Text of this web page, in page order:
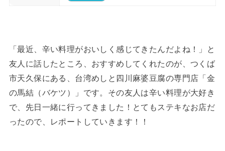
「最近、辛い料理がおいしく感じてきたんだよね！」と
友人に話したところ、おすすめしてくれたのが、つくば
市天久保にある、台湾めしと四川麻婆豆腐の専門店「金
の馬結（バケツ）」です。その友人は辛い料理が大好き
で、先日一緒に行ってきました！とてもステキなお店だ
ったので、レポートしていきます！！